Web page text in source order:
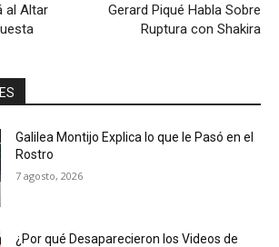
al Altar
Gerard Piqué Habla Sobre
Ruptura con Shakira
Galilea Montijo Explica lo que le Pasó en el
Rostro
7 agosto, 2026
¿Por qué Desaparecieron los Videos de